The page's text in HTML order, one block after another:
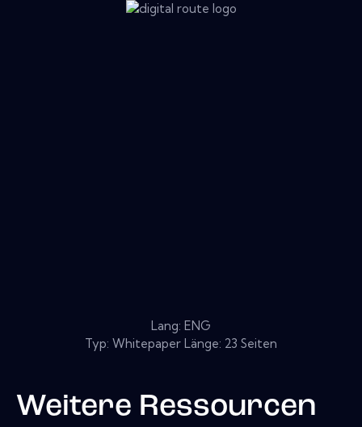
Lang: ENG
Typ: Whitepaper Länge: 23 Seiten
Weitere Ressourcen